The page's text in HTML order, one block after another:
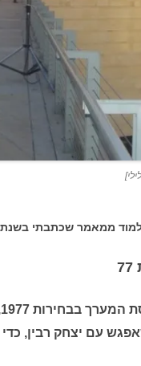
שכתבתי בשנת 2000 שעיקריו מובאים בזה
עם יצחק רבין,